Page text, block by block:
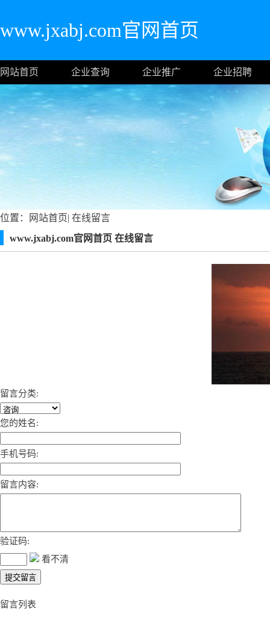
www.jxabj.com官网首页
网站首页 企业查询 企业推广 企业招聘
位置： 网站首页| 在线留言
www.jxabj.com官网首页 在线留言
留言分类:
您的姓名:
手机号码:
留言内容:
验证码:
看不清
留言列表